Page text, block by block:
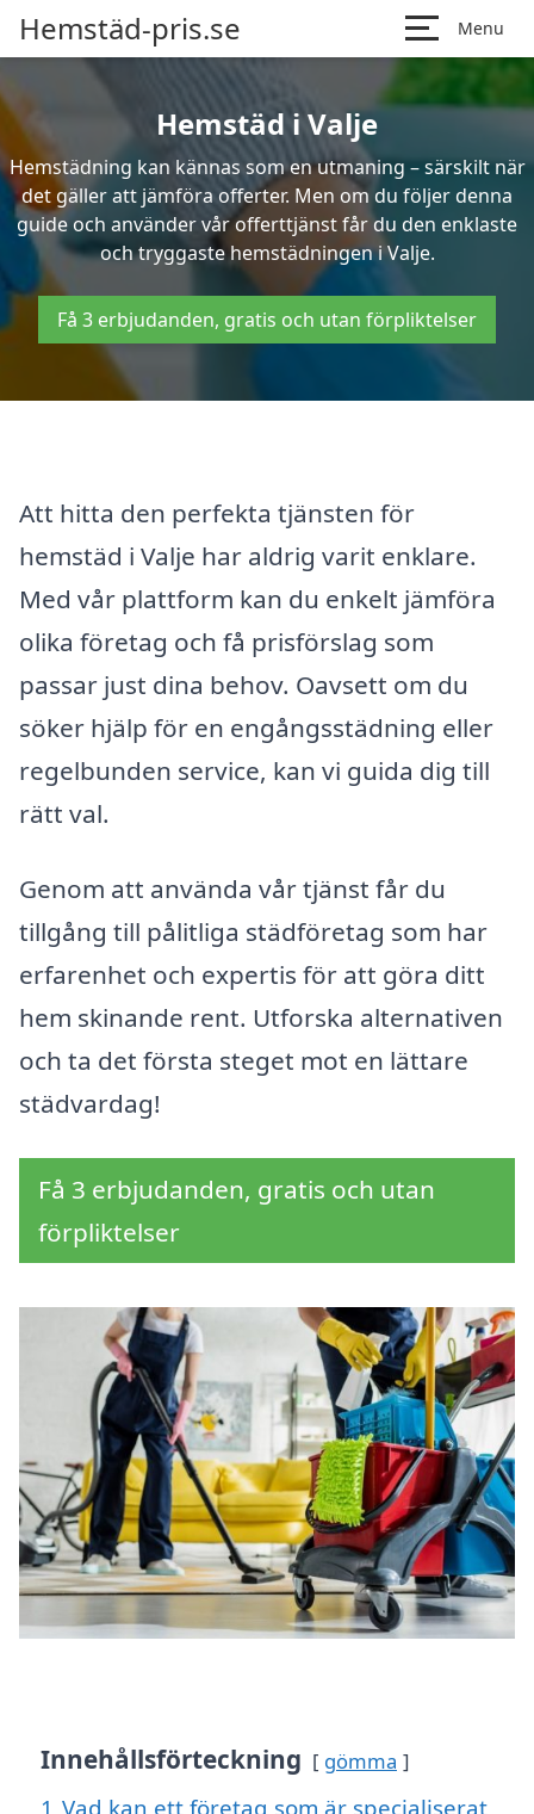
Hemstäd-pris.se Menu
Hemstäd i Valje
Hemstädning kan kännas som en utmaning – särskilt när
det gäller att jämföra offerter. Men om du följer denna
guide och använder vår offerttjänst får du den enklaste
och tryggaste hemstädningen i Valje.
Få 3 erbjudanden, gratis och utan förpliktelser
Att hitta den perfekta tjänsten för
hemstäd i Valje har aldrig varit enklare.
Med vår plattform kan du enkelt jämföra
olika företag och få prisförslag som
passar just dina behov. Oavsett om du
söker hjälp för en engångsstädning eller
regelbunden service, kan vi guida dig till
rätt val.
Genom att använda vår tjänst får du
tillgång till pålitliga städföretag som har
erfarenhet och expertis för att göra ditt
hem skinande rent. Utforska alternativen
och ta det första steget mot en lättare
städvardag!
Få 3 erbjudanden, gratis och utan
förpliktelser
Innehållsförteckning gömma
1 Vad kan ett företag som är specialiserat